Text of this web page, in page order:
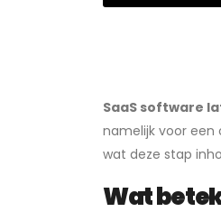
SaaS software
namelijk voor een
wat deze stap
Wat